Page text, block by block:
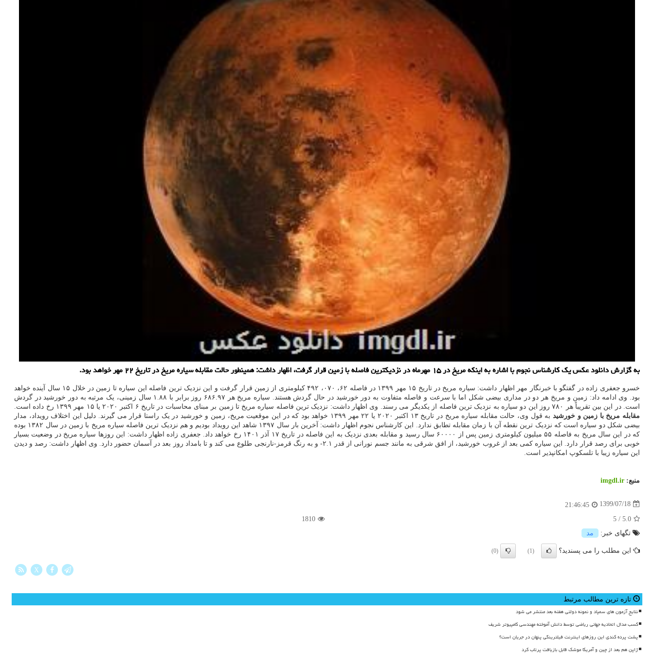
به گزارش دانلود عكس یك كارشناس نجوم با اشاره به اینكه مریخ در ۱۵ مهرماه در نزدیكترین فاصله با زمین قرار گرفت، اظهار داشت: همینطور حالت مقابله سیاره مریخ در تاریخ ۲۲ مهر خواهد بود.
خسرو جعفری زاده در گفتگو با خبرنگار مهر اظهار داشت: سیاره مریخ در تاریخ ۱۵ مهر ۱۳۹۹ در فاصله ۶۲، ۰۷۰، ۴۹۲ کیلومتری از زمین قرار گرفت و این نزدیک ترین فاصله این سیاره تا زمین در خلال ۱۵ سال آینده خواهد
بود. وی ادامه داد: زمین و مریخ هر دو در مداری بیضی شکل اما با سرعت و فاصله متفاوت به دور خورشید در حال گردش هستند. سیاره مریخ هر ۶۸۶.۹۷ روز برابر با ۱.۸۸ سال زمینی، یک مرتبه به دور خورشید در گردش
است. در این بین تقریباً هر ۷۸۰ روز این دو سیاره به نزدیک ترین فاصله از یکدیگر می رسند. وی اظهار داشت: نزدیک ترین فاصله سیاره مریخ تا زمین بر مبنای محاسبات در تاریخ ۶ اکتبر ۲۰۲۰ یا ۱۵ مهر ۱۳۹۹ رخ داده است.
مقابله مریخ با زمین و خورشید
به قول وی، حالت مقابله سیاره مریخ در تاریخ ۱۳ اکتبر ۲۰۲۰ یا ۲۲ مهر ۱۳۹۹ خواهد بود که در این موقعیت مریخ، زمین و خورشید در یک راستا قرار می گیرند. دلیل این اختلاف رویداد، مدار
بیضی شکل دو سیاره است که نزدیک ترین نقطه آن با زمان مقابله تطابق ندارد. این کارشناس نجوم اظهار داشت: آخرین بار سال ۱۳۹۷ شاهد این رویداد بودیم و هم نزدیک ترین فاصله سیاره مریخ با زمین در سال ۱۳۸۲ بوده
که در این سال مریخ به فاصله ۵۵ میلیون کیلومتری زمین پس از ۶۰۰۰۰ سال رسید و مقابله بعدی نزدیک به این فاصله در تاریخ ۱۷ آذر ۱۴۰۱ رخ خواهد داد. جعفری زاده اظهار داشت: این روزها سیاره مریخ در وضعیت بسیار
خوبی برای رصد قرار دارد. این سیاره کمی بعد از غروب خورشید، از افق شرقی به مانند جسم نورانی از قدر ۲.۱- و به رنگ قرمز-نارنجی طلوع می کند و تا بامداد روز بعد در آسمان حضور دارد. وی اظهار داشت: رصد و دیدن
این سیاره زیبا با تلسکوپ امکانپذیر است.
منبع: imgdl.ir
1399/07/18
21:46:45
5.0
/
5
1810
تگهای خبر:
مد
این مطلب را می پسندید؟ (1)
(0)
X
تازه ترین مطالب مرتبط
نتایج آزمون های سمپاد و نمونه دولتی هفته بعد منتشر می شود
کسب مدال اتحادیه جهانی ریاضی توسط دانش آموخته مهندسی کامپیوتر شریف
پشت پرده کندی این روزهای اینترنت فیلترینگی پنهان در جریان است؟
ژاپن هم بعد از چین و آمریکا موشک قابل بازیافت پرتاب کرد